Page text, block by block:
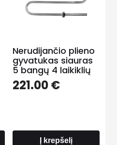
Nerudijančio plieno
gyvatukas siauras
5 bangų 4 laikiklių
221.00€
Į krepšelį